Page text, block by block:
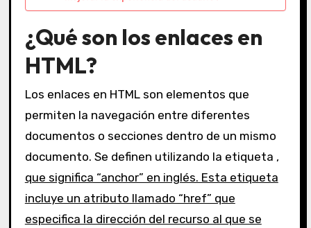
¿Qué son los enlaces en
HTML?
Los enlaces en HTML son elementos que
permiten la navegación entre diferentes
documentos o secciones dentro de un mismo
documento. Se definen utilizando la etiqueta ,
que significa “anchor” en inglés. Esta etiqueta
incluye un atributo llamado “href” que
especifica la dirección del recurso al que se